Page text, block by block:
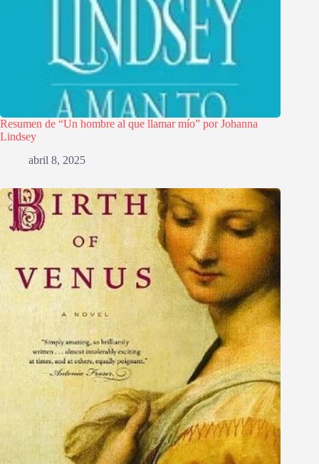
Resumen de “Un hombre al que llamar mío” por Johanna
Lindsey
abril 8, 2025